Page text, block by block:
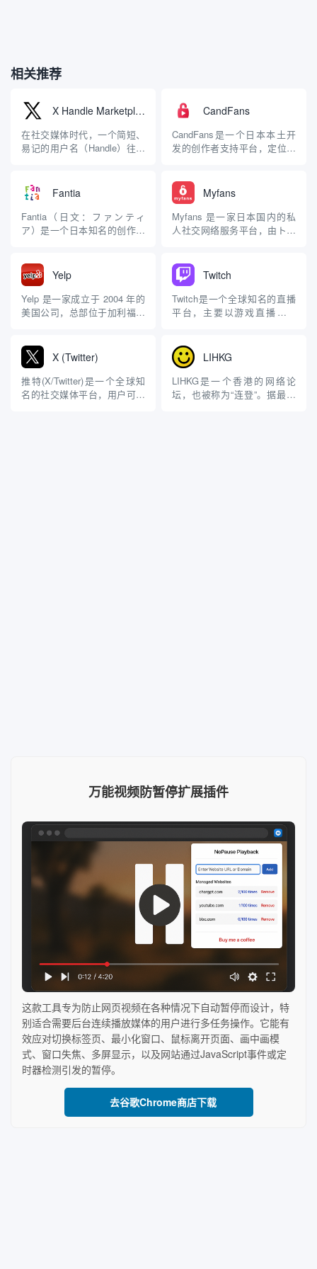
相关推荐
X Handle Marketplace
在社交媒体时代，一个简短、
易记的用户名（Handle）往往
个人表达和社区影响力的象
征。2025 年 10 月 19 日，
X（前 Twitter）平台正式推出
“X Handle Market...
CandFans
CandFans是一个日本本土开
发的创作者支持平台，定位为
粉丝，通过订阅制和内容销售
模式为创作者提供收入来源，
同时为粉丝提供独家内容与互
动体验。 平台背景与概况
Fantia
Fantia（日文：ファンティ
ア）是一个日本知名的创作者
其粉丝群体。它由日本著名同
人志销售公司虎之穴
（TORANOANA）于2015年4
月推出，旨在为插画家、漫画
Myfans
Myfans 是一家日本国内的私
人社交网络服务平台，由トク
推出，被定位为日本最大的支
持成年人内容创作者的平台之
一，同时也支持非成年人内容
的分享。Myfans 的核心...
Yelp
Yelp 是一家成立于 2004 年的
美国公司，总部位于加利福尼
家，用户可以通过该平台搜索
附近的餐馆、商店、服务场
所，并阅读其他用户的评价和
打分。用户还可以发布自己的
Twitch
Twitch是一个全球知名的直播
平台，主要以游戏直播为核
Kan和Emmett Shear创立，最
初是作为Justin.tv的一个分
支，后来逐渐发展成为独立品
牌。2014年，亚马逊...
X (Twitter)
推特(X/Twitter)是一个全球知
名的社交媒体平台，用户可以
LIHKG
LIHKG是一个香港的网络论
坛，也被称为“连登”。据最新
万能视频防暂停扩展插件
这款工具专为防止网页视频在各种情况下自动暂停而设计，特
别适合需要后台连续播放媒体的用户进行多任务操作。它能有
效应对切换标签页、最小化窗口、鼠标离开页面、画中画模
式、窗口失焦、多屏显示，以及网站通过JavaScript事件或定
时器检测引发的暂停。
去谷歌Chrome商店下载